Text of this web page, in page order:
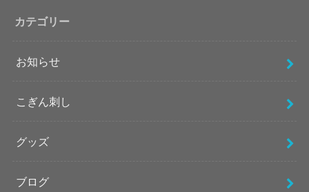
カテゴリー
お知らせ
こぎん刺し
グッズ
ブログ